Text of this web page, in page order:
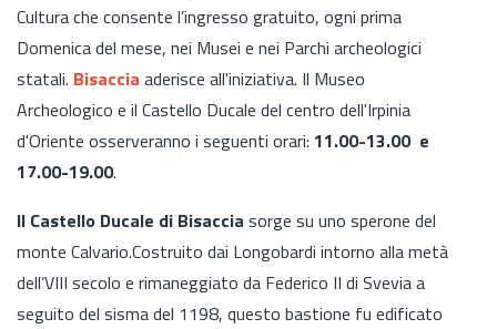
Cultura che consente l’ingresso gratuito, ogni prima
Domenica del mese, nei Musei e nei Parchi archeologici
statali. Bisaccia aderisce all'iniziativa. Il Museo
Archeologico e il Castello Ducale del centro dell'Irpinia
d'Oriente osserveranno i seguenti orari: 11.00-13.00 e
17.00-19.00.
Il Castello Ducale di Bisaccia sorge su uno sperone del
monte Calvario.Costruito dai Longobardi intorno alla metà
dell’VIII secolo e rimaneggiato da Federico II di Svevia a
seguito del sisma del 1198, questo bastione fu edificato